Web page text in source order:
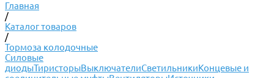
Главная
/
Каталог товаров
/
Тормоза колодочные
Силовые
диодыТиристорыВыключателиСветильникиКонцевые и